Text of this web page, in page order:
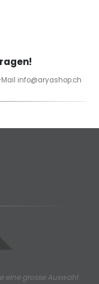
info@aryashop.ch
eine grosse Auswahl